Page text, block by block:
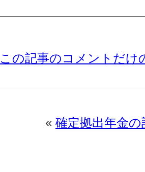
この記事のコメントだけ
« 確定拠出年金